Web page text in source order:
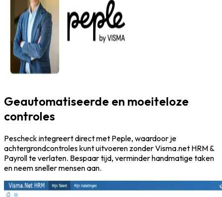
Geautomatiseerde en moeiteloze
controles
Pescheck integreert direct met Peple, waardoor je
achtergrondcontroles kunt uitvoeren zonder Visma.net HRM &
Payroll te verlaten. Bespaar tijd, verminder handmatige taken
en neem sneller mensen aan.